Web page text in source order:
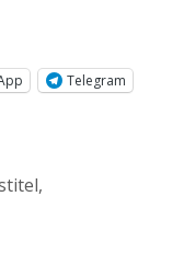
Telegram
,